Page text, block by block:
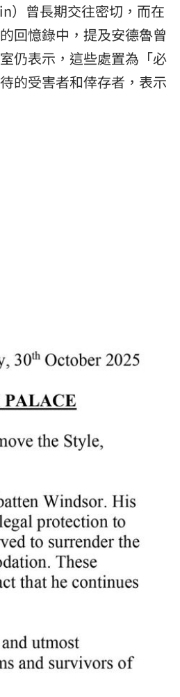
）曾長期交往密切，而在
回憶錄中，提及安德魯曾
仍表示，這些處置為「必
的受害者和倖存者，表示